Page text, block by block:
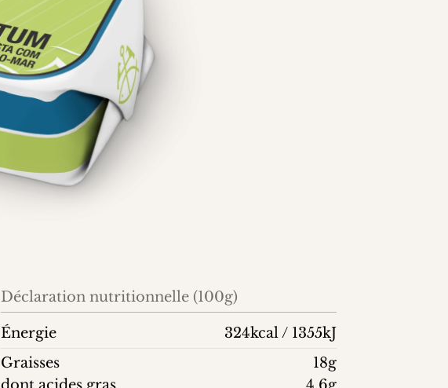
Déclaration nutritionnelle (100g)
Énergie
324kcal / 1355kJ
Graisses
18g
dont acides gras
4.6g